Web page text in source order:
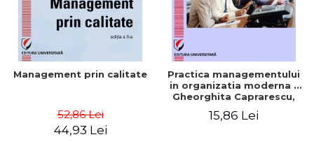
Management prin calitate
52,86 Lei
44,93 Lei
Practica managementului
in organizatia moderna -
Gheorghita Caprarescu,
Georgiana Aron
15,86 Lei